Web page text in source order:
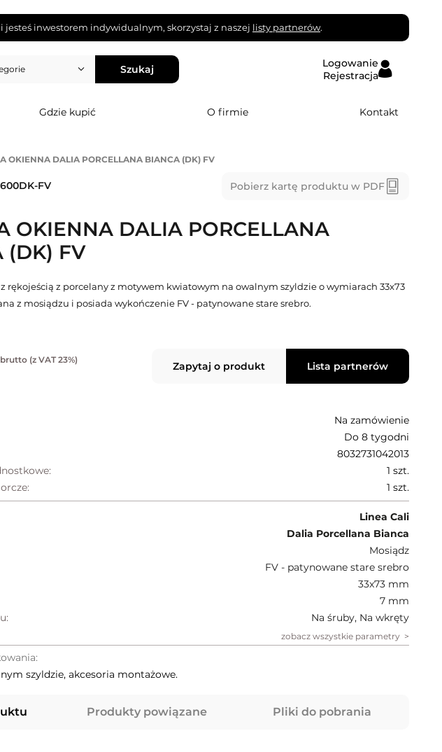
inwestorem indywidualnym, skorzystaj z naszej listy partnerów.
Szukaj
Logowanie
Rejestracja
Gdzie kupić O firmie Kontakt
OKIENNA DALIA PORCELLANA BIANCA (DK) FV
600DK-FV Pobierz kartę produktu w PDF
OKIENNA DALIA PORCELLANA
(DK) FV
rękojeścią z porcelany z motywem kwiatowym na owalnym szyldzie o wymiarach 33x73
z mosiądzu i posiada wykończenie FV - patynowane stare srebro.
brutto (z VAT 23%)
Zapytaj o produkt Lista partnerów
Na zamówienie
Do 8 tygodni
8032731042013
1 szt.
1 szt.
Linea Cali
Dalia Porcellana Bianca
Mosiądz
FV - patynowane stare srebro
33x73 mm
7 mm
Na śruby, Na wkręty
zobacz wszystkie parametry
szyldzie, akcesoria montażowe.
Produkty powiązane Pliki do pobrania